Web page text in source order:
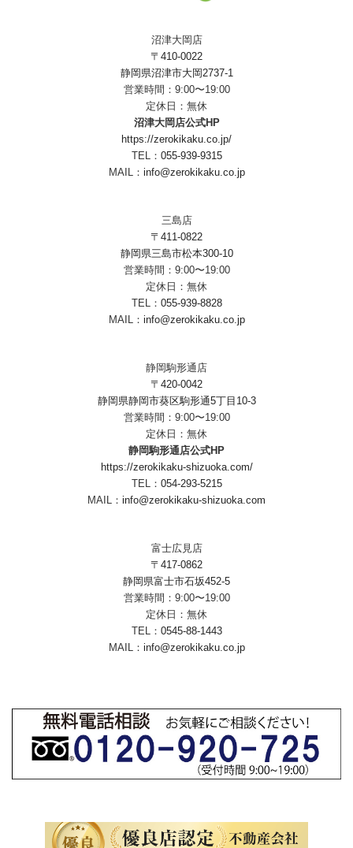
沼津大岡店
〒410-0022
静岡県沼津市大岡2737-1
営業時間：9:00〜19:00
定休日：無休
沼津大岡店公式HP
https://zerokikaku.co.jp/
TEL： 055-939-9315
MAIL： info@zerokikaku.co.jp
三島店
〒411-0822
静岡県三島市松本300-10
営業時間：9:00〜19:00
定休日：無休
TEL： 055-939-8828
MAIL： info@zerokikaku.co.jp
静岡駒形通店
〒420-0042
静岡県静岡市葵区駒形通5丁目10-3
営業時間：9:00〜19:00
定休日：無休
静岡駒形通店公式HP
https://zerokikaku-shizuoka.com/
TEL： 054-293-5215
MAIL： info@zerokikaku-shizuoka.com
富士広見店
〒417-0862
静岡県富士市石坂452-5
営業時間：9:00〜19:00
定休日：無休
TEL： 0545-88-1443
MAIL： info@zerokikaku.co.jp